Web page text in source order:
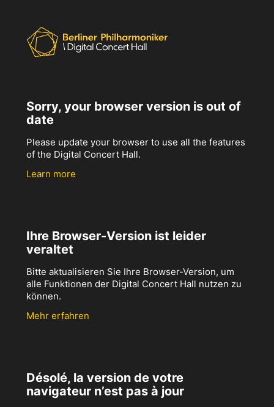
Sorry, your browser version is out of
date
Please update your browser to use all the features
of the Digital Concert Hall.
Learn more
Ihre Browser-Version ist leider
veraltet
Bitte aktualisieren Sie Ihre Browser-Version, um
alle Funktionen der Digital Concert Hall nutzen zu
können.
Mehr erfahren
Désolé, la version de votre
navigateur n’est pas à jour